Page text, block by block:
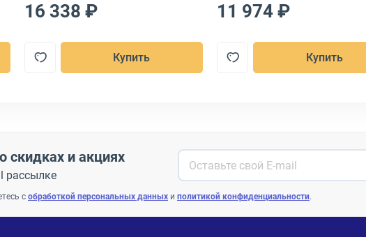
16 338 ₽
Купить
11 974 ₽
Купить
скидках и акциях
рассылке
с обработкой персональных данных и политикой конфиденциальности.